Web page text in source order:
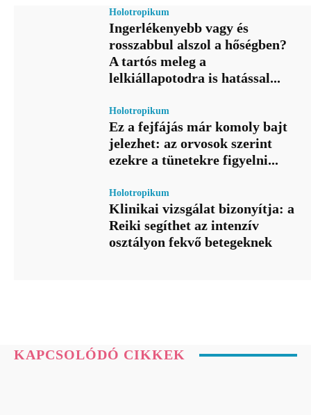
Holotropikum
Ingerlékenyebb vagy és
rosszabbul alszol a hőségben?
A tartós meleg a
lelkiállapotodra is hatással...
Holotropikum
Ez a fejfájás már komoly bajt
jelezhet: az orvosok szerint
ezekre a tünetekre figyelni...
Holotropikum
Klinikai vizsgálat bizonyítja: a
Reiki segíthet az intenzív
osztályon fekvő betegeknek
KAPCSOLÓDÓ CIKKEK